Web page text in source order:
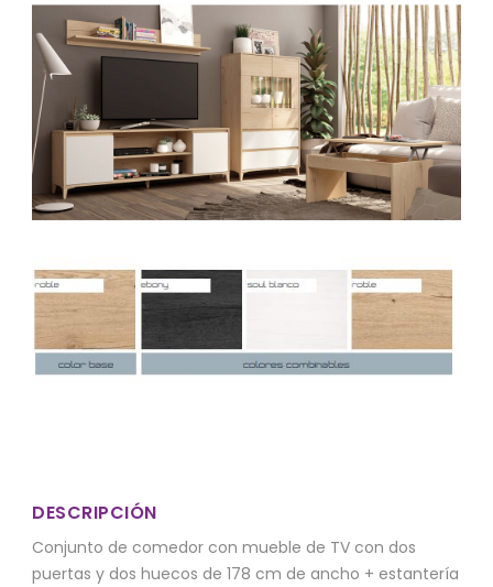
DESCRIPCIÓN
Conjunto de comedor con mueble de TV con dos
puertas y dos huecos de 178 cm de ancho + estantería